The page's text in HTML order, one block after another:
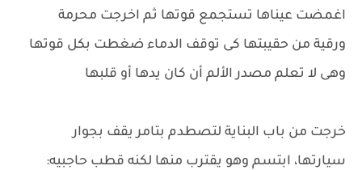
اغمضت عيناها تستجمع قوتها ثم اخرجت محرمة
ورقية من حقيبتها كى توقف الدماء ضغطت بكل قوتها
وهى لا تعلم مصدر الألم أن كان يدها أو قلبها
خرجت من باب البناية لتصطدم بتامر يقف بجوار
سيارتها، ابتسم وهو يقترب منها لكنه قطب حاجبيه: